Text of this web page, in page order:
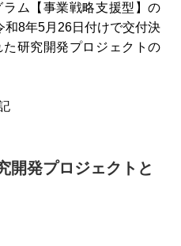
ム【事業戦略支援型】の
8年5月26日付けで交付決
研究開発プロジェクトの
開発プロジェクトと